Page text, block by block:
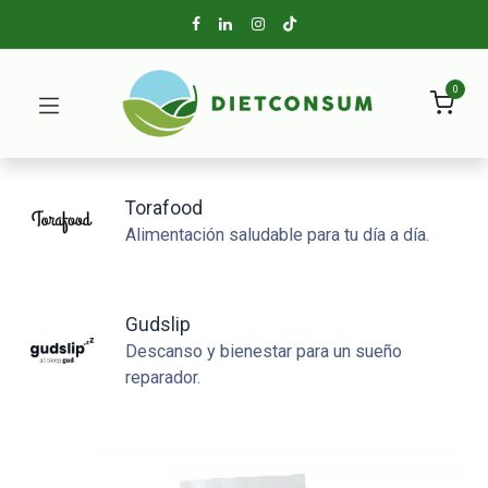
0
Torafood
Alimentación saludable para tu día a día.
Gudslip
Descanso y bienestar para un sueño
reparador.